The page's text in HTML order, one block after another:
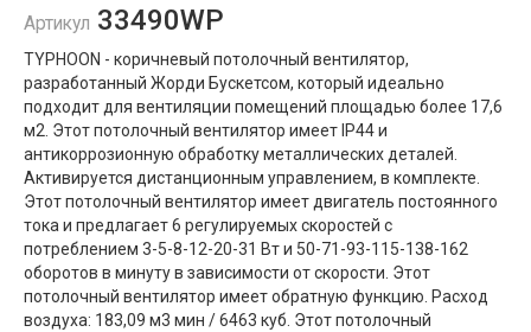
Артикул 33490WP
TYPHOON - коричневый потолочный вентилятор,
разработанный Жорди Бускетсом, который идеально
подходит для вентиляции помещений площадью более 17,6
м2. Этот потолочный вентилятор имеет IP44 и
антикоррозионную обработку металлических деталей.
Активируется дистанционным управлением, в комплекте.
Этот потолочный вентилятор имеет двигатель постоянного
тока и предлагает 6 регулируемых скоростей с
потреблением 3-5-8-12-20-31 Вт и 50-71-93-115-138-162
оборотов в минуту в зависимости от скорости. Этот
потолочный вентилятор имеет обратную функцию. Расход
воздуха: 183,09 м3 мин / 6463 куб. Этот потолочный